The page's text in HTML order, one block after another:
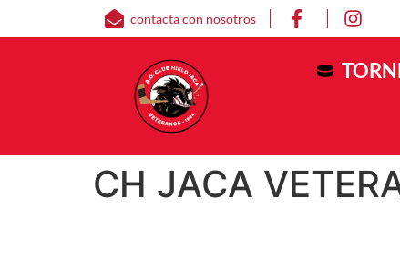
contacta con nosotros
CH JACA